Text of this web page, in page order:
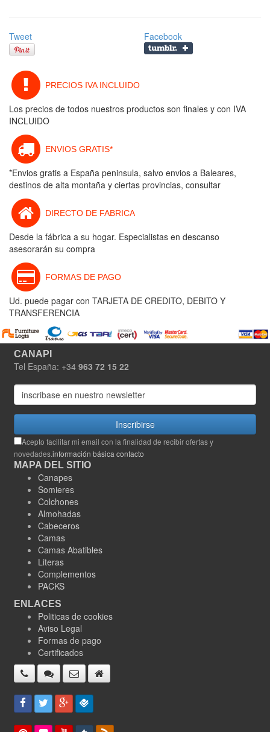
Tweet Facebook
PRECIOS IVA INCLUIDO
Los precios de todos nuestros productos son finales y con IVA
INCLUIDO
ENVIOS GRATIS*
*Envios gratis a España peninsula, salvo envios a Baleares,
destinos de alta montaña y ciertas provincias, consultar
DIRECTO DE FABRICA
Desde la fábrica a su hogar. Especialistas en descanso
asesorarán su compra
FORMAS DE PAGO
Ud. puede pagar con TARJETA DE CREDITO, DEBITO Y
TRANSFERENCIA
CANAPI
Tel España: +34 963 72 15 22
Inscribirse
Acepto facilitar mi email con la finalidad de recibir ofertas y
novedades.información básica contacto
MAPA DEL SITIO
Canapes
Somieres
Colchones
Almohadas
Cabeceros
Camas
Camas Abatibles
Literas
Complementos
PACKS
ENLACES
Politicas de cookies
Aviso Legal
Formas de pago
Certificados